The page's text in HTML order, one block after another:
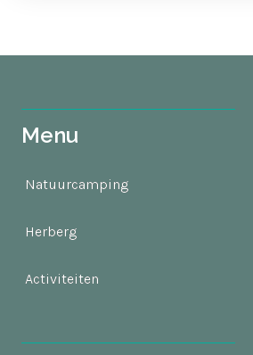
Menu
Natuurcamping
Herberg
Activiteiten